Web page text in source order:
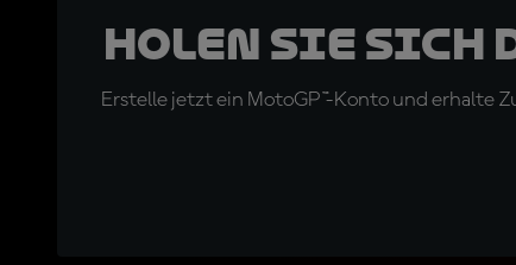
Holen Sie
Erstelle jetzt ein MotoGP™-Konto und erhalte